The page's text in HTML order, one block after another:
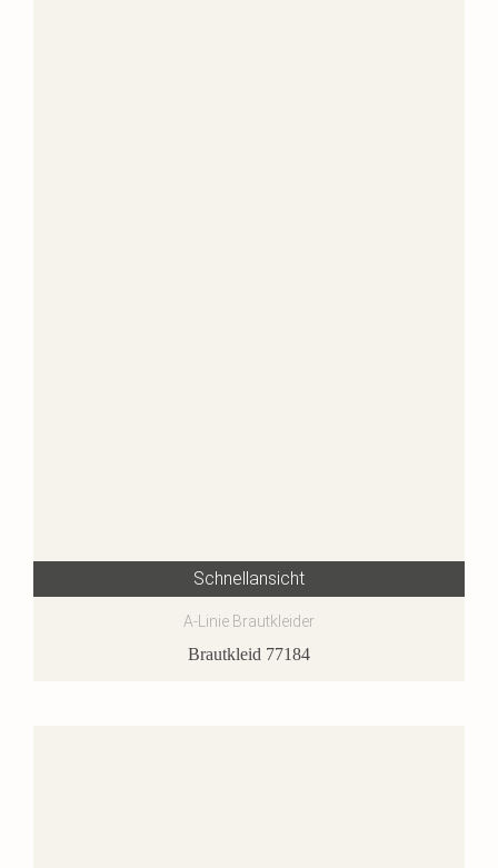
Schnellansicht
A-Linie Brautkleider
Brautkleid 77184